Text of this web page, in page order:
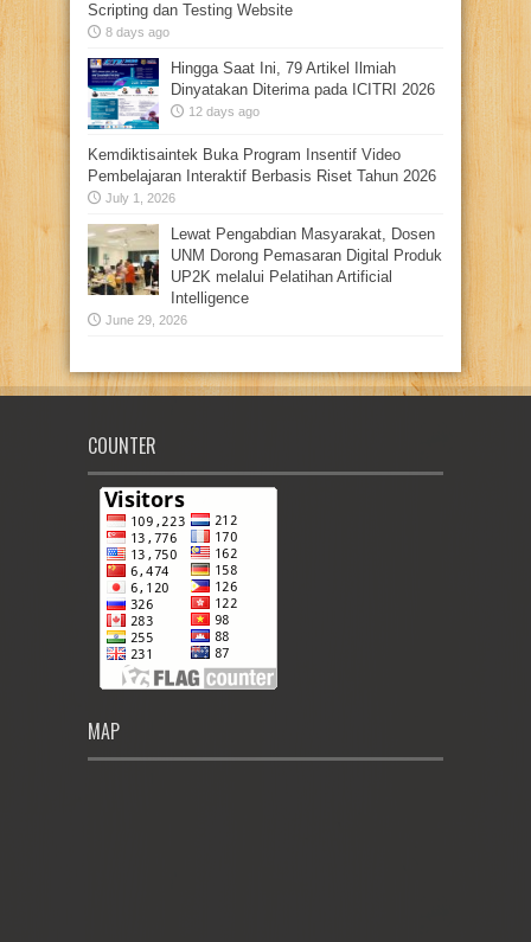
Scripting dan Testing Website
8 days ago
Hingga Saat Ini, 79 Artikel Ilmiah
Dinyatakan Diterima pada ICITRI 2026
12 days ago
Kemdiktisaintek Buka Program Insentif Video
Pembelajaran Interaktif Berbasis Riset Tahun 2026
July 1, 2026
Lewat Pengabdian Masyarakat, Dosen
UNM Dorong Pemasaran Digital Produk
UP2K melalui Pelatihan Artificial
Intelligence
June 29, 2026
COUNTER
MAP